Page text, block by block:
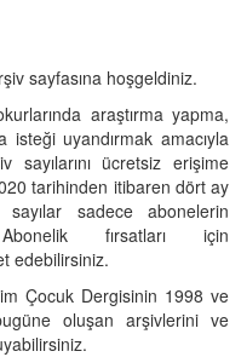
sayfasına hoşgeldiniz.
araştırma yapma,
uyandırmak amacıyla
ücretsiz erişime
tarihinden itibaren dört ay
sadece abonelerin
fırsatları için
edebilirsiniz.
Çocuk Dergisinin 1998 ve
oluşan arşivlerini ve